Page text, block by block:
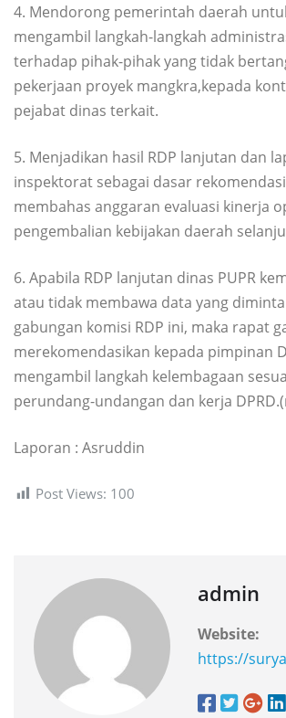
4. Mendorong pemerintah daerah
mengambil langkah-langkah
terhadap pihak-pihak yang tidak
pekerjaan proyek mangkra,kepada
pejabat dinas terkait.
5. Menjadikan hasil RDP lanjutan dan
inspektorat sebagai dasar
membahas anggaran evaluasi kinerja
pengembalian kebijakan daerah
6. Apabila RDP lanjutan dinas PUPR
atau tidak membawa data yang
gabungan komisi RDP ini, maka rapat
merekomendasikan kepada pimpinan
mengambil langkah kelembagaan
perundang-undangan dan kerja
Laporan : Asruddin
Post Views: 100
admin
Website:
https://